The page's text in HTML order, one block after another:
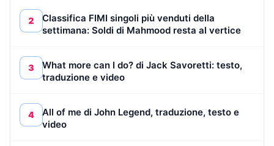
2
Classifica FIMI singoli più venduti della
settimana: Soldi di Mahmood resta al vertice
3
What more can I do? di Jack Savoretti: testo,
traduzione e video
4
All of me di John Legend, traduzione, testo e
video